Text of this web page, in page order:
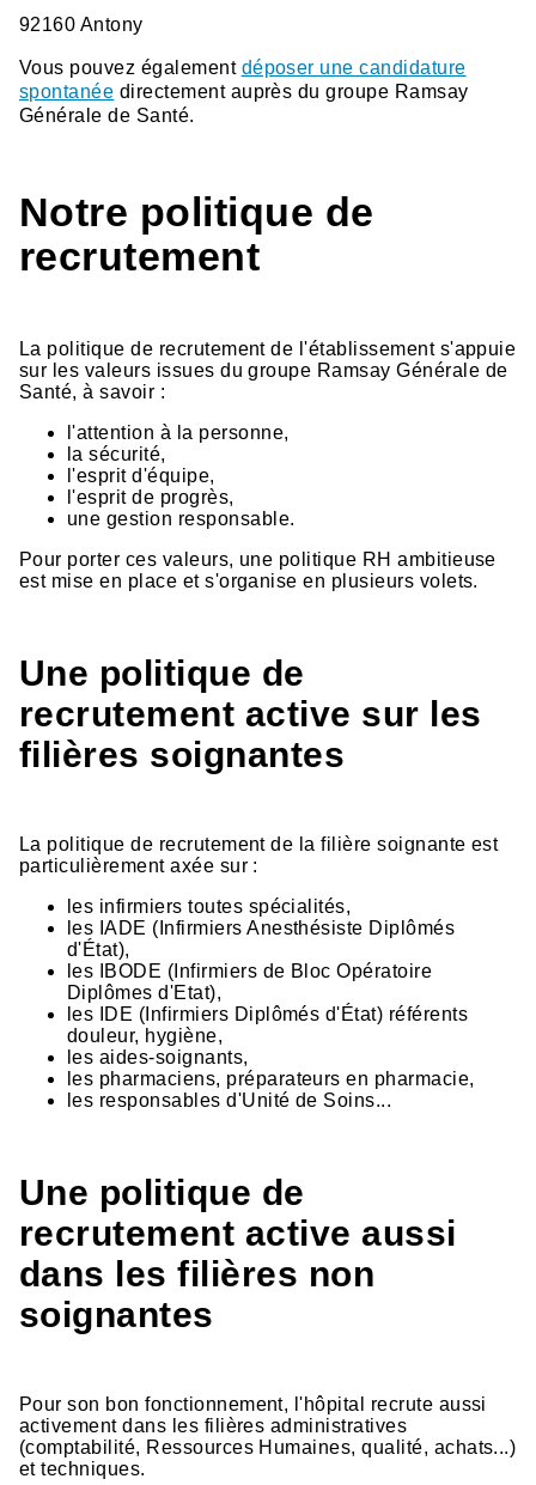
92160 Antony
Vous pouvez également déposer une candidature
spontanée directement auprès du groupe Ramsay
Générale de Santé.
Notre politique de
recrutement
La politique de recrutement de l'établissement s'appuie
sur les valeurs issues du groupe Ramsay Générale de
Santé, à savoir :
l'attention à la personne,
la sécurité,
l'esprit d'équipe,
l'esprit de progrès,
une gestion responsable.
Pour porter ces valeurs, une politique RH ambitieuse
est mise en place et s'organise en plusieurs volets.
Une politique de
recrutement active sur les
filières soignantes
La politique de recrutement de la filière soignante est
particulièrement axée sur :
les infirmiers toutes spécialités,
les IADE (Infirmiers Anesthésiste Diplômés
d'État),
les IBODE (Infirmiers de Bloc Opératoire
Diplômes d'Etat),
les IDE (Infirmiers Diplômés d'État) référents
douleur, hygiène,
les aides-soignants,
les pharmaciens, préparateurs en pharmacie,
les responsables d'Unité de Soins...
Une politique de
recrutement active aussi
dans les filières non
soignantes
Pour son bon fonctionnement, l'hôpital recrute aussi
activement dans les filières administratives
(comptabilité, Ressources Humaines, qualité, achats...)
et techniques.